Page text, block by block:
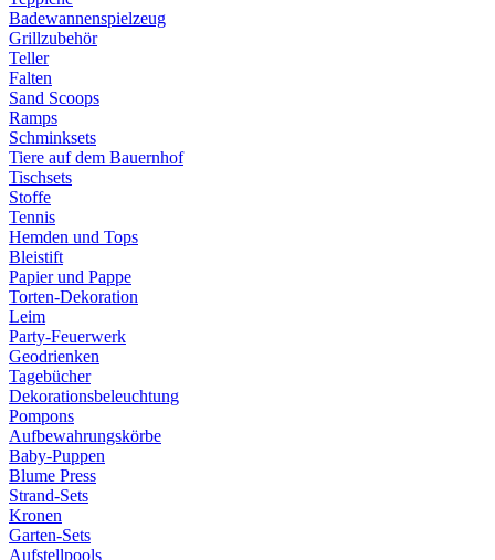
Badewannenspielzeug
Grillzubehör
Teller
Falten
Sand Scoops
Ramps
Schminksets
Tiere auf dem Bauernhof
Tischsets
Stoffe
Tennis
Hemden und Tops
Bleistift
Papier und Pappe
Torten-Dekoration
Leim
Party-Feuerwerk
Geodrienken
Tagebücher
Dekorationsbeleuchtung
Pompons
Aufbewahrungskörbe
Baby-Puppen
Blume Press
Strand-Sets
Kronen
Garten-Sets
Aufstellpools